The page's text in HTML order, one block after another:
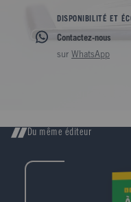
DISPONIBILITÉ ET
Contactez-nous
sur WhatsApp
Du même éditeur